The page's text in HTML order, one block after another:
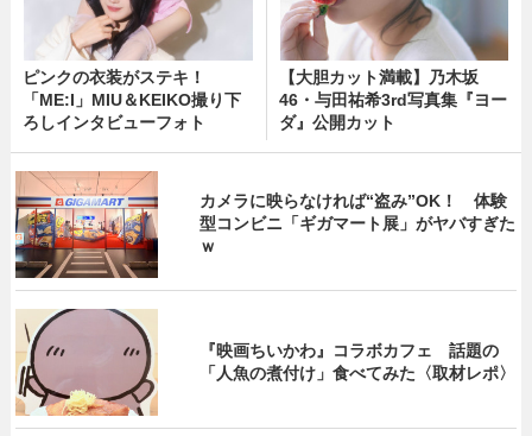
ピンクの衣装がステキ！
「ME:I」MIU＆KEIKO撮り下
ろしインタビューフォト
【大胆カット満載】乃木坂
46・与田祐希3rd写真集『ヨー
ダ』公開カット
カメラに映らなければ“盗み”OK！ 体験
型コンビニ「ギガマート展」がヤバすぎた
ｗ
『映画ちいかわ』コラボカフェ 話題の
「人魚の煮付け」食べてみた〈取材レポ〉